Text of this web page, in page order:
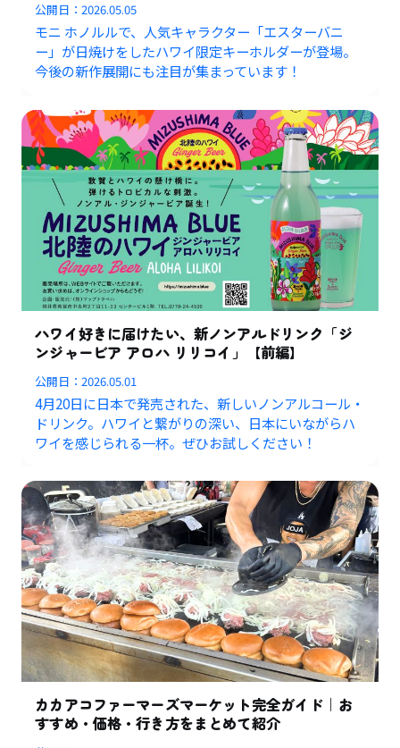
公開日：2026.05.05
モニ ホノルルで、人気キャラクター「エスターバニ
ー」が日焼けをしたハワイ限定キーホルダーが登場。
今後の新作展開にも注目が集まっています！
ハワイ好きに届けたい、新ノンアルドリンク「ジ
ンジャービア アロハ リリコイ」【前編】
公開日：2026.05.01
4月20日に日本で発売された、新しいノンアルコール・
ドリンク。ハワイと繋がりの深い、日本にいながらハ
ワイを感じられる一杯。ぜひお試しください！
カカアコファーマーズマーケット完全ガイド｜お
すすめ・価格・行き方をまとめて紹介